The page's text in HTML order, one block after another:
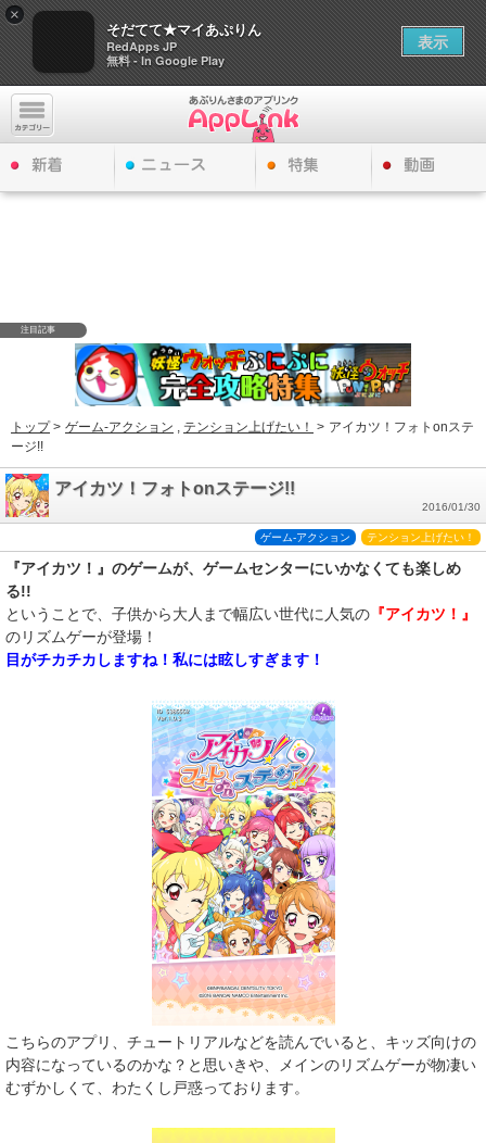
×
そだてて★マイあぷりん
RedApps JP
無料 - In Google Play
表示
注目記事
トップ> ゲーム-アクション , テンション上げたい！ > アイカツ！フォトonステ
ージ!!
アイカツ！フォトonステージ!!
2016/01/30
テンション上げたい！
ゲーム-アクション
『アイカツ！』のゲームが、ゲームセンターにいかなくても楽しめ
る!!
ということで、子供から大人まで幅広い世代に人気の 『アイカツ！』
のリズムゲーが登場！
目がチカチカしますね！私には眩しすぎます！
こちらのアプリ、チュートリアルなどを読んでいると、キッズ向けの
内容になっているのかな？と思いきや、メインのリズムゲーが物凄い
むずかしくて、わたくし戸惑っております。